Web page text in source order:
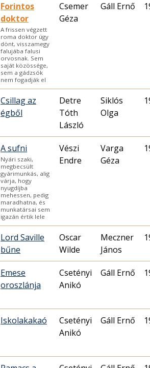
Forintos
doktor
A frissen végzett
roma doktor úgy
dönt, visszamegy
falujába falusi
orvosnak. Sem
saját közössége,
sem a gádzsók
nem fogadják el
Csemer
Géza
Gáll Ernő
Csillag az
égből
Detre
Tóth
László
Siklós
Olga
A sufni
Nyári szaki,
megbecsült
gyárimunkás, alig
várja, hogy
nyugdíjba
mehessen, pedig
maradhatna, és
munkatársai sem
igazán értik lele
Vészi
Endre
Varga
Géza
Lord Saville
bűne
Oscar
Wilde
Meczner
János
Emese
oroszlánja
Csetényi
Anikó
Gáll Ernő
Iskolakakaó
Csetényi
Anikó
Gáll Ernő